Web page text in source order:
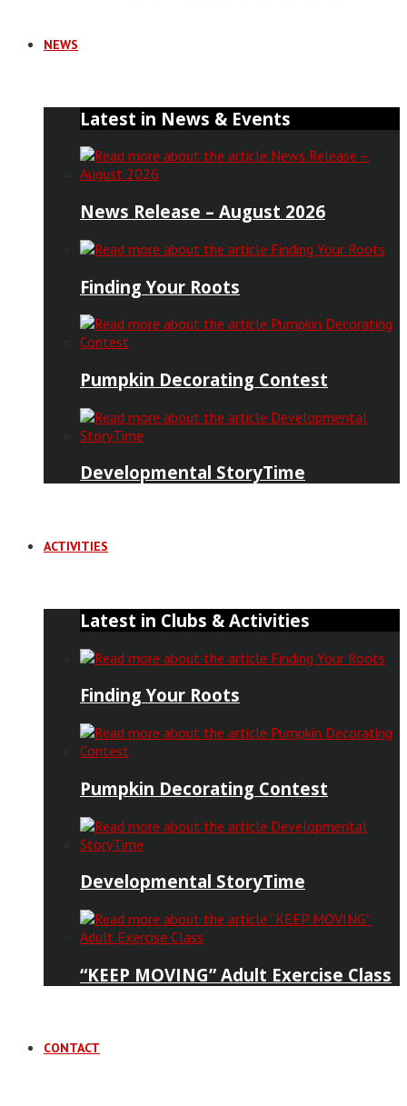
NEWS
Latest in News & Events
News Release – August 2026
Finding Your Roots
Pumpkin Decorating Contest
Developmental StoryTime
ACTIVITIES
Latest in Clubs & Activities
Finding Your Roots
Pumpkin Decorating Contest
Developmental StoryTime
“KEEP MOVING” Adult Exercise Class
CONTACT